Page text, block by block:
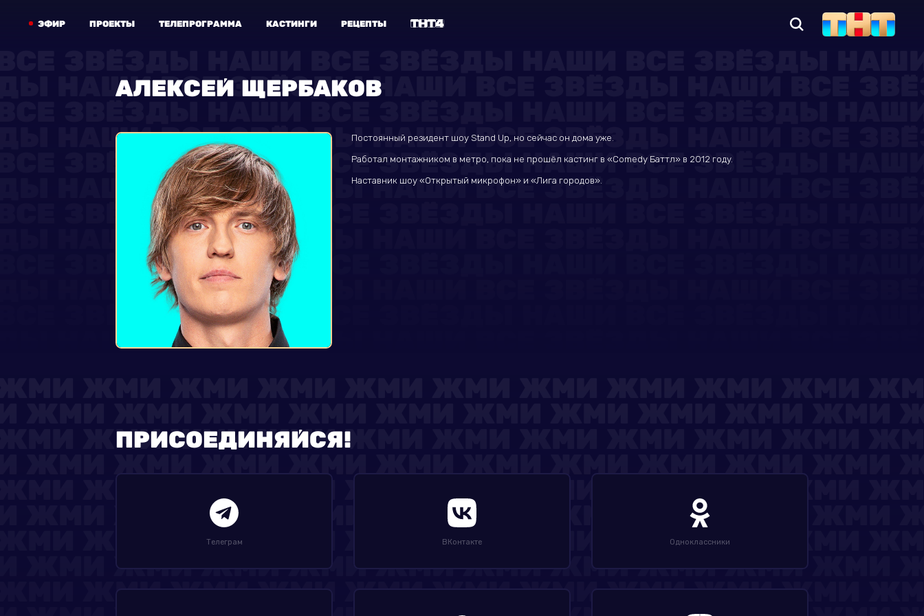
ЭФИР ПРОЕКТЫ ТЕЛЕПРОГРАММА КАСТИНГИ РЕЦЕПТЫ
АЛЕКСЕЙ ЩЕРБАКОВ
Постоянный резидент шоу Stand Up, но сейчас он дома уже.
Работал монтажником в метро, пока не прошёл кастинг в «Comedy Баттл» в 2012 году.
Наставник шоу «Открытый микрофон» и «Лига городов».
ПРИСОЕДИНЯЙСЯ!
Телеграм ВКонтакте Одноклассники